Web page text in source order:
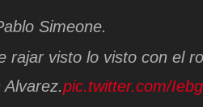
Simeone.
rajar visto lo visto con el
pic.twitter.com/